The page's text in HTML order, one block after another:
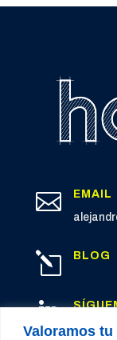
Valoramos

EMAIL
l BLOG

LinkedIn